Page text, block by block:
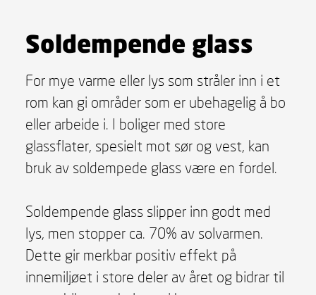
Soldempende glass
For mye varme eller lys som stråler inn i et
rom kan gi områder som er ubehagelig å bo
eller arbeide i. I boliger med store
glassflater, spesielt mot sør og vest, kan
bruk av soldempede glass være en fordel.
Soldempende glass slipper inn godt med
lys, men stopper ca. 70% av solvarmen.
Dette gir merkbar positiv effekt på
innemiljøet i store deler av året og bidrar til